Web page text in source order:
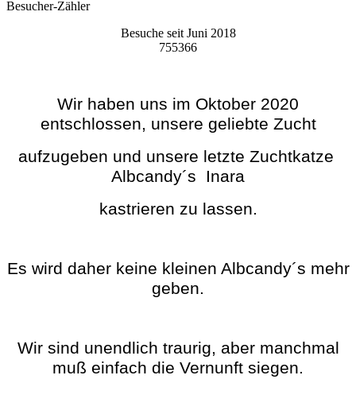
Besucher-Zähler
Besuche seit Juni 2018
755366
Wir haben uns im Oktober 2020
entschlossen, unsere geliebte Zucht
aufzugeben und unsere letzte Zuchtkatze
Albcandy´s Inara
kastrieren zu lassen.
Es wird daher keine kleinen Albcandy´s mehr
geben.
Wir sind unendlich traurig, aber manchmal
muß einfach die Vernunft siegen.